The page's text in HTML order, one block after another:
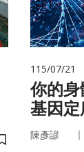
儲存書籤
115/07/21
你的身
基因定
書
陳彥諺 ｜